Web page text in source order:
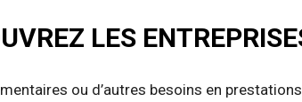
LES
ou d’autres besoins en